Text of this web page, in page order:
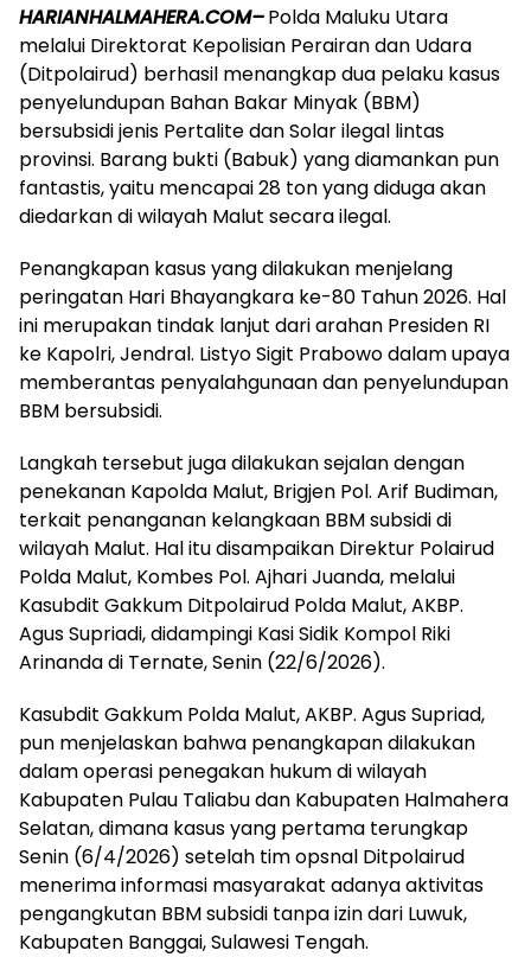
HARIANHALMAHERA.COM–Polda Maluku Utara
melalui Direktorat Kepolisian Perairan dan Udara
(Ditpolairud) berhasil menangkap dua pelaku kasus
penyelundupan Bahan Bakar Minyak (BBM)
bersubsidi jenis Pertalite dan Solar ilegal lintas
provinsi. Barang bukti (Babuk) yang diamankan pun
fantastis, yaitu mencapai 28 ton yang diduga akan
diedarkan di wilayah Malut secara ilegal.
Penangkapan kasus yang dilakukan menjelang
peringatan Hari Bhayangkara ke-80 Tahun 2026. Hal
ini merupakan tindak lanjut dari arahan Presiden RI
ke Kapolri, Jendral. Listyo Sigit Prabowo dalam upaya
memberantas penyalahgunaan dan penyelundupan
BBM bersubsidi.
Langkah tersebut juga dilakukan sejalan dengan
penekanan Kapolda Malut, Brigjen Pol. Arif Budiman,
terkait penanganan kelangkaan BBM subsidi di
wilayah Malut. Hal itu disampaikan Direktur Polairud
Polda Malut, Kombes Pol. Ajhari Juanda, melalui
Kasubdit Gakkum Ditpolairud Polda Malut, AKBP.
Agus Supriadi, didampingi Kasi Sidik Kompol Riki
Arinanda di Ternate, Senin (22/6/2026).
Kasubdit Gakkum Polda Malut, AKBP. Agus Supriad,
pun menjelaskan bahwa penangkapan dilakukan
dalam operasi penegakan hukum di wilayah
Kabupaten Pulau Taliabu dan Kabupaten Halmahera
Selatan, dimana kasus yang pertama terungkap
Senin (6/4/2026) setelah tim opsnal Ditpolairud
menerima informasi masyarakat adanya aktivitas
pengangkutan BBM subsidi tanpa izin dari Luwuk,
Kabupaten Banggai, Sulawesi Tengah.